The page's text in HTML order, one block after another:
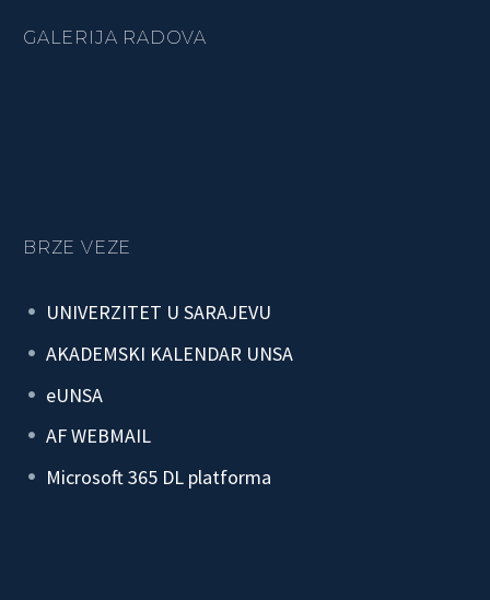
GALERIJA RADOVA
BRZE VEZE
UNIVERZITET U SARAJEVU
AKADEMSKI KALENDAR UNSA
eUNSA
AF WEBMAIL
Microsoft 365 DL platforma